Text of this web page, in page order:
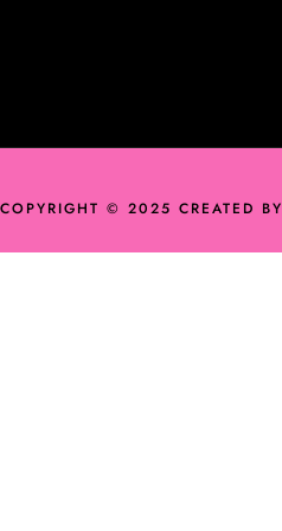
COPYRIGHT © 2025 CREATED BY